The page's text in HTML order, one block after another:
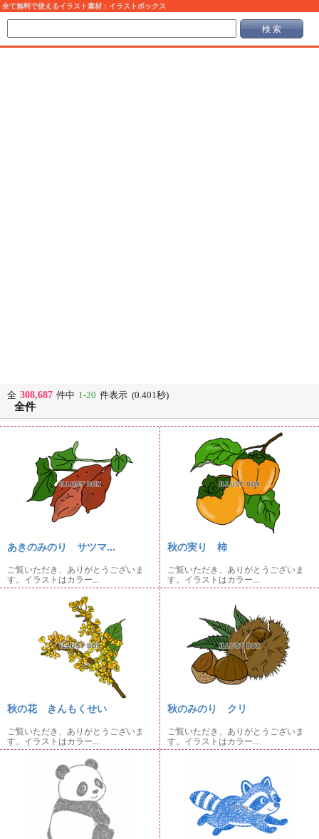
全て無料で使えるイラスト素材：イラストボックス
検 索
全 308,687 件中 1-20 件表示 (0.401秒)
全件
あきのみのり サツマ...
ご覧いただき、ありがとうございま
す。イラストはカラー...
秋の実り 柿
ご覧いただき、ありがとうございま
す。イラストはカラー...
秋の花 きんもくせい
ご覧いただき、ありがとうございま
す。イラストはカラー...
秋のみのり クリ
ご覧いただき、ありがとうございま
す。イラストはカラー...